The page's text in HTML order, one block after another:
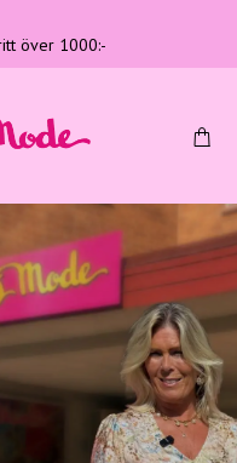
över 1000:-